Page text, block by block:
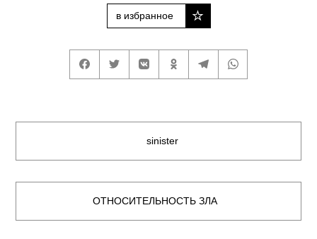
в избранное
sinister
ОТНОСИТЕЛЬНОСТЬ ЗЛА